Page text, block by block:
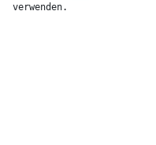
verwenden.